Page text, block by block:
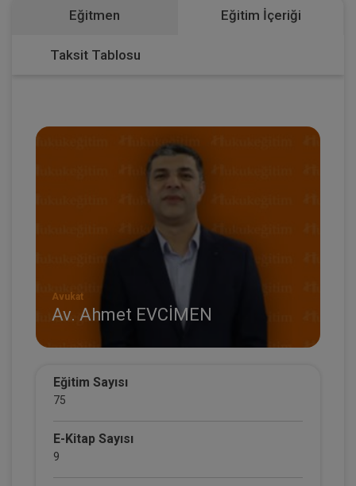
Eğitmen Eğitim İçeriği
Taksit Tablosu
Avukat
Av. Ahmet EVCİMEN
Eğitim Sayısı
75
E-Kitap Sayısı
9